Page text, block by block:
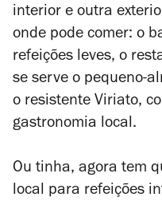
interior e outra
onde pode comer: o
refeições leves, o
se serve o pequeno-
o resistente Viriato,
gastronomia local.
Ou tinha, agora tem
local para refeições